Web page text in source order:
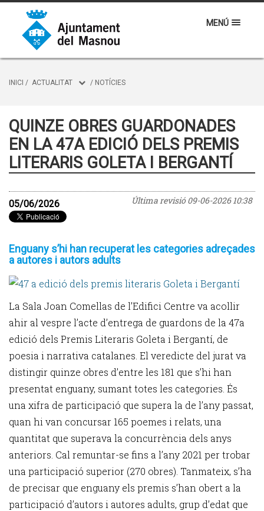
MENÚ
INICI / ACTUALITAT / NOTÍCIES
QUINZE OBRES GUARDONADES
EN LA 47A EDICIÓ DELS PREMIS
LITERARIS GOLETA I BERGANTÍ
Última revisió09-06-2026 10:38
05/06/2026
Enguany s’hi han recuperat les categories adreçades
a autores i autors adults
La Sala Joan Comellas de l’Edifici Centre va acollir
ahir al vespre l’acte d’entrega de guardons de la 47a
edició dels Premis Literaris Goleta i Bergantí, de
poesia i narrativa catalanes. El veredicte del jurat va
distingir quinze obres d’entre les 181 que s’hi han
presentat enguany, sumant totes les categories. És
una xifra de participació que supera la de l’any passat,
quan hi van concursar 165 poemes i relats, una
quantitat que superava la concurrència dels anys
anteriors. Cal remuntar-se fins a l’any 2021 per trobar
una participació superior (270 obres). Tanmateix, s’ha
de precisar que enguany els premis s’han obert a la
participació d’autors i autores adults, grup d’edat que